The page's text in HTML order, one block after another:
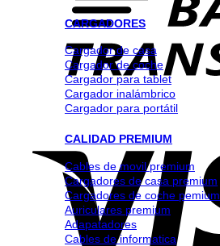
CARGADORES
Cargador de casa
Cargador de coche
Cargador para tablet
Cargador inalámbrico
Cargador para portátil
CALIDAD PREMIUM
Cables de movil premium
Cargadores de casa premium
Cargadores de coche pemium
Auriculares premium
Adapatadores
Cables de informatica